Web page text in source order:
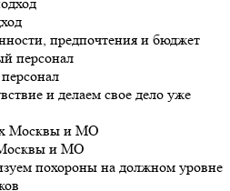
предпочтения и бюджет
и делаем свое дело уже
Москвы и МО
похороны на должном уровне